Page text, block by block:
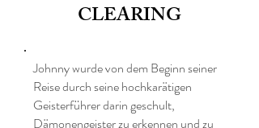
CLEARING
Johnny wurde von dem Beginn seiner
Reise durch seine hochkarätigen
Geisterführer darin geschult,
Dämonengeister zu erkennen und zu